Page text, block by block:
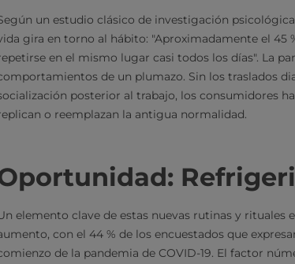
un estudio clásico de investigación
gira en torno al hábito: "Aproximadamente el
en el mismo lugar casi todos los días". La
de un plumazo. Sin los traslados
posterior al trabajo, los consumidores
o reemplazan la antigua normalidad.
elemento clave de estas nuevas rutinas y
con el 44 % de los encuestados que
de la pandemia de COVID-19. El factor